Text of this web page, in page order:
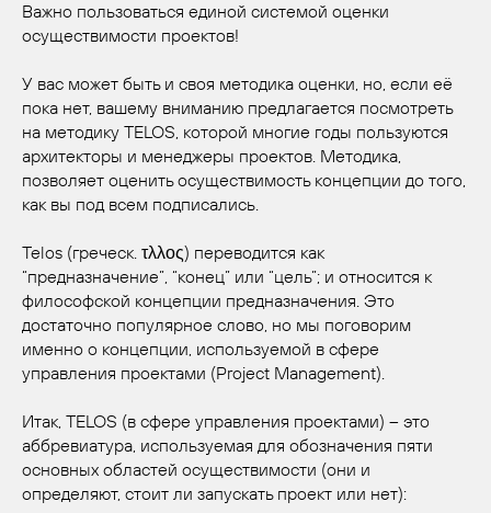
Важно пользоваться единой системой оценки
осуществимости проектов!
У вас может быть и своя методика оценки, но, если её
пока нет, вашему вниманию предлагается посмотреть
на методику TELOS, которой многие годы пользуются
архитекторы и менеджеры проектов. Методика,
позволяет оценить осуществимость концепции до того,
как вы под всем подписались.
Telos (греческ. τλλος) переводится как
“предназначение”, “конец” или “цель”; и относится к
философской концепции предназначения. Это
достаточно популярное слово, но мы поговорим
именно о концепции, используемой в сфере
управления проектами (Project Management).
Итак, TELOS (в сфере управления проектами) – это
аббревиатура, используемая для обозначения пяти
основных областей осуществимости (они и
определяют, стоит ли запускать проект или нет):